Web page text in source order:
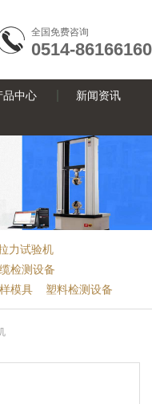
全国免费咨询
0514-86166160
品中心
新闻资讯
力试验机
检测设备
模具 塑料检测设备